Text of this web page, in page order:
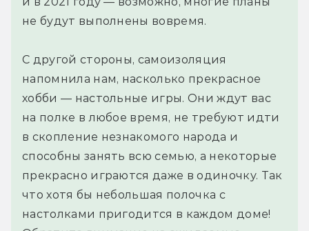
не будут выполнены вовремя.
С другой стороны, самоизоляция
напомнила нам, насколько прекрасное
хобби — настольные игры. Они ждут вас
на полке в любое время, не требуют идти
в скопление незнакомого народа и
способны занять всю семью, а некоторые
прекрасно играются даже в одиночку. Так
что хотя бы небольшая полочка с
настолками пригодится в каждом доме!